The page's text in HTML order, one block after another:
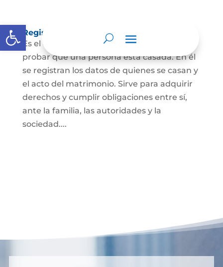
Abrir barra de herramientas
Registro Civil de Matrimonio
Es el documento público necesario para
probar que una persona está casada. En él
se registran los datos de quienes se casan y
el acto del matrimonio. Sirve para adquirir
derechos y cumplir obligaciones entre sí,
ante la familia, las autoridades y la
sociedad....